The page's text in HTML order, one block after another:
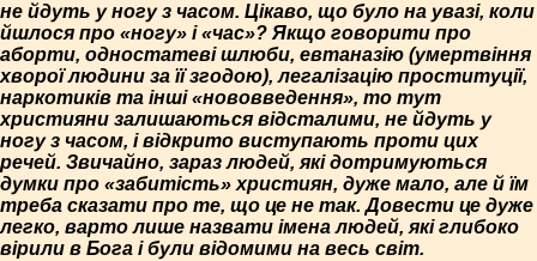
не йдуть у ногу з часом. Цікаво, що було на увазі, коли
йшлося про «ногу» і «час»? Якщо говорити про
аборти, одностатеві шлюби, евтаназію (умертвіння
хворої людини за її згодою), легалізацію проституції,
наркотиків та інші «нововведення», то тут
християни залишаються відсталими, не йдуть у
ногу з часом, і відкрито виступають проти цих
речей. Звичайно, зараз людей, які дотримуються
думки про «забитість» християн, дуже мало, але й їм
треба сказати про те, що це не так. Довести це дуже
легко, варто лише назвати імена людей, які глибоко
вірили в Бога і були відомими на весь світ.